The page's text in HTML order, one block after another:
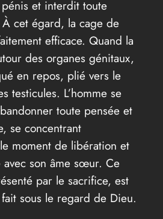
et interdit toute
cet égard, la cage de
efficace. Quand la
des organes génitaux,
en repos, plié vers le
testicules. L’homme se
toute pensée et
se concentrant
moment de libération et
avec son âme sœur. Ce
par le sacrifice, est
fait sous le regard de Dieu.